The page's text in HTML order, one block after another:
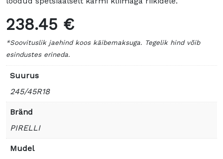
238.45 €
*Soovituslik jaehind koos käibemaksuga. Tegelik hind võib
esindustes erineda.
Suurus
245/45R18
Bränd
PIRELLI
Mudel